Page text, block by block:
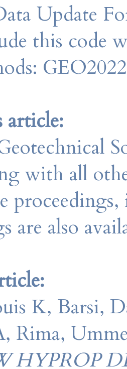
Update
this code
article:
with all
are also
K, Barsi,
Rima,
HYPROP